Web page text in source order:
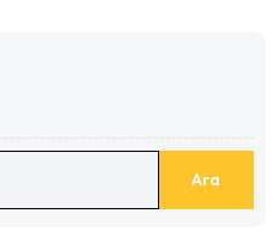
Ara